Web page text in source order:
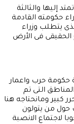
إليها والثالثة
حكومته القادمة
يتطلب وزراء
فى الأرض
حكومة حرب واعمار
التى تم
كبير ومانحتاجه هنا
حول من يتولون
لاجتماع الانصبة